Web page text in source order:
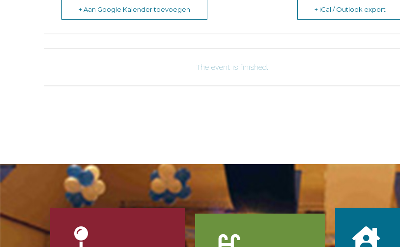
+ Aan Google Kalender toevoegen + iCal / Outlook export
The event is finished.